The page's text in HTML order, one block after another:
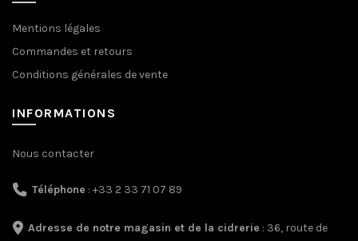
Mentions légales
Commandes et retours
Conditions générales de vente
INFORMATIONS
Nous contacter
Téléphone : +33 2 33 71 07 89
Adresse de notre magasin et de la cidrerie : 36, route de